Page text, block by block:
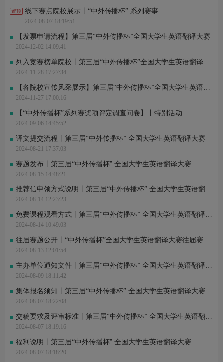
仅* 刚刚进行了关注
赛*3 刚刚进行了关注
线下赛点院校展示丨“中外传播杯” 系列赛事
2024-08-07 18:19:51
【发票申请流程】第三届“中外传播杯”全国大学生英语翻译大赛
2024-12-02 14:09:41
列入竞赛榜单院校丨第三届“中外传播杯”全国大学生英语翻译大赛
2024-11-28 17:27:34
【各院校宣传风采展示】第三届“中外传播杯”全国大学生英语翻译大赛
2024-11-27 17:00:16
【“中外传播杯”系列赛奖项评定调查问卷】丨特别活动
2024-09-06 14:45:52
译文提交流程丨第三届“中外传播杯” 全国大学生英语翻译大赛
2024-08-21 17:37:03
赛题发布丨第三届“中外传播杯” 全国大学生英语翻译大赛
2024-08-15 14:48:21
推荐信申领方式说明丨第三届“中外传播杯” 全国大学生英语翻译大赛
2024-08-14 12:23:23
免费课程观看方式丨第三届“中外传播杯” 全国大学生英语翻译大赛
2024-08-14 10:49:03
往届赛题公开丨“中外传播杯”全国大学生英语翻译大赛往届赛题公开
2024-08-13 12:01:54
主办单位通知文件丨第三届“中外传播杯” 全国大学生英语翻译大赛
2024-08-09 18:11:42
集体报名须知丨第三届“中外传播杯” 全国大学生英语翻译大赛
2024-08-07 18:22:08
交稿要求及评审标准丨第三届“中外传播杯” 全国大学生英语翻译大赛
2024-08-07 18:19:16
福利说明丨第三届“中外传播杯” 全国大学生英语翻译大赛
2024-08-07 18:18:20